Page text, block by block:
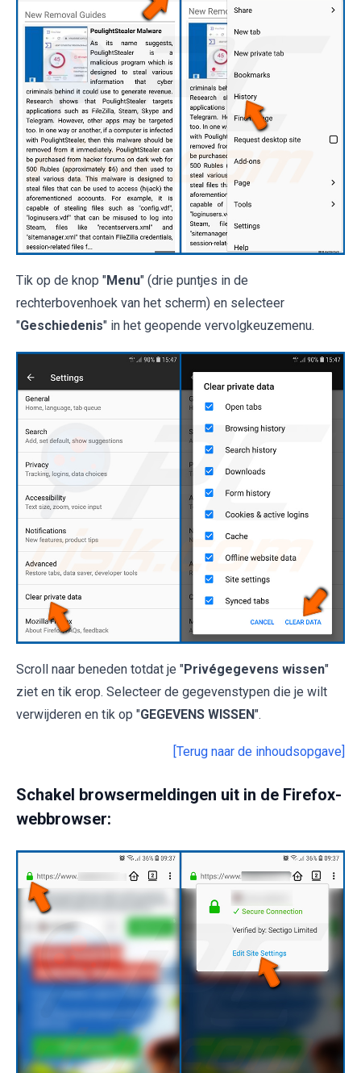
Tik op de knop "Menu" (drie puntjes in de
rechterbovenhoek van het scherm) en selecteer
"Geschiedenis" in het geopende vervolgkeuzemenu.
Scroll naar beneden totdat je "Privégegevens wissen"
ziet en tik erop. Selecteer de gegevenstypen die je wilt
verwijderen en tik op "GEGEVENS WISSEN".
[Terug naar de inhoudsopgave]
Schakel browsermeldingen uit in de Firefox-
webbrowser: